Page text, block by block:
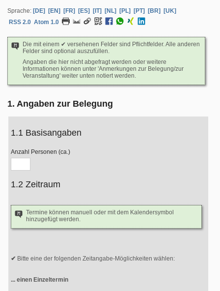
Sprache: [DE] [EN] [FR] [ES] [IT] [NL] [PL] [PT] [BR]
[UK]
RSS 2.0 Atom 1.0
Die mit einem ✔ versehenen Felder sind Pflichtfelder. Alle anderen
Felder sind optional auszufüllen.
Angaben die hier nicht abgefragt werden oder weitere
Informationen können unter 'Anmerkungen zur Belegung/zur
Veranstaltung' weiter unten notiert werden.
1. Angaben zur Belegung
1.1 Basisangaben
Anzahl Personen (ca.)
1.2 Zeitraum
Termine können manuell oder mit dem Kalendersymbol
hinzugefügt werden.
Bitte eine der folgenden Zeitangabe-Möglichkeiten wählen:
... einen Einzeltermin